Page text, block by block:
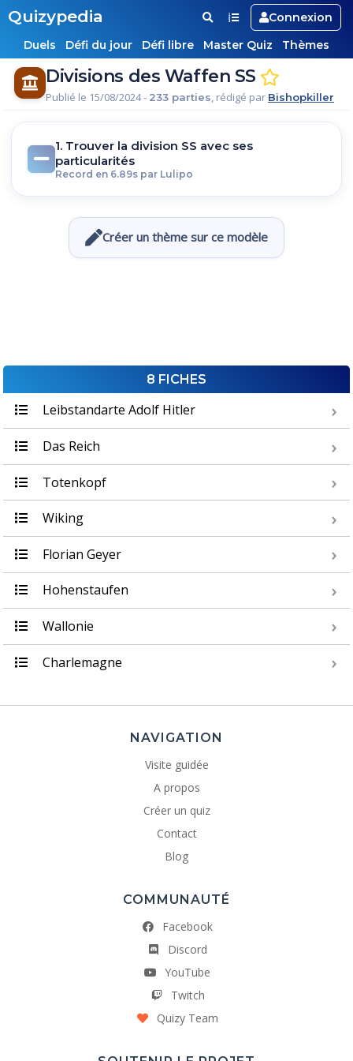
Quizypedia
Connexion
Duels
Défi du jour Défi libre Master Quiz Thèmes
Divisions des Waffen SS
Publié le 15/08/2024 - 233 parties, rédigé par Bishopkiller
1. Trouver la division SS avec ses
particularités
Record en 6.89s par Lulipo
Créer un thème sur ce modèle
8 FICHES
Leibstandarte Adolf Hitler
Das Reich
Totenkopf
Wiking
Florian Geyer
Hohenstaufen
Wallonie
Charlemagne
NAVIGATION
Visite guidée
A propos
Créer un quiz
Contact
Blog
COMMUNAUTÉ
Facebook
Discord
YouTube
Twitch
Quizy Team